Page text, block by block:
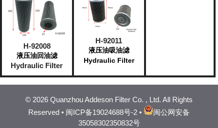
H-92008
液压油回油滤
Hydraulic Filter
H-92011
液压油吸油滤
Hydraulic Filter
© 2026 Quanzhou Addeson Filter Co. , Ltd. All Rights
Reserved • 闽ICP备19024688号-2 •
闽公网安备
35058302350832号